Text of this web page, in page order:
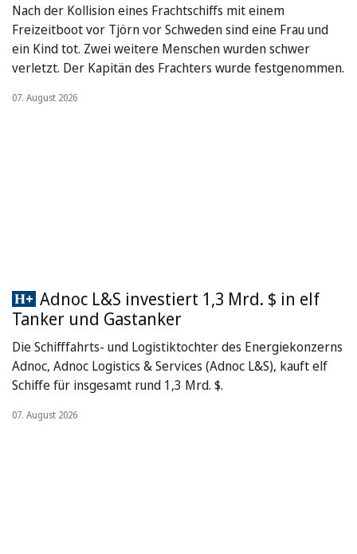
Nach der Kollision eines Frachtschiffs mit einem
Freizeitboot vor Tjörn vor Schweden sind eine Frau und
ein Kind tot. Zwei weitere Menschen wurden schwer
verletzt. Der Kapitän des Frachters wurde festgenommen.
07. August 2026
Adnoc L&S investiert 1,3 Mrd. $ in elf
Tanker und Gastanker
Die Schifffahrts- und Logistiktochter des Energiekonzerns
Adnoc, Adnoc Logistics & Services (Adnoc L&S), kauft elf
Schiffe für insgesamt rund 1,3 Mrd. $.
07. August 2026